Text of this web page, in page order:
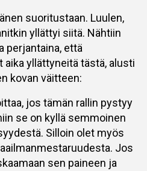
suoritustaan. Luulen,
yllättyi siitä. Nähtiin
perjantaina, että
aika yllättyneitä tästä, alusti
kovan väitteen:
jos tämän rallin pystyy
se on kyllä semmoinen
Silloin olet myös
Jos
sen paineen ja